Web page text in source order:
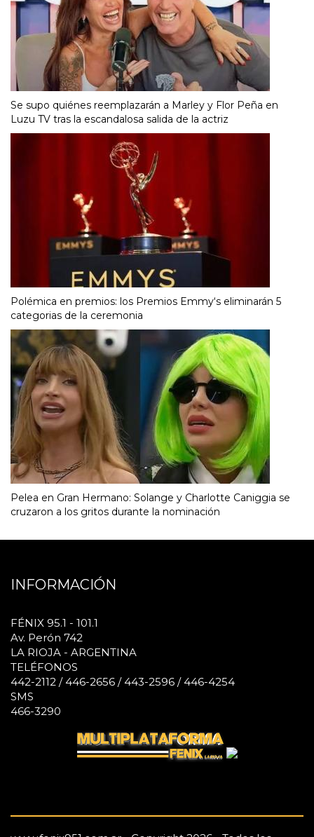
Se supo quiénes reemplazarán a Marley y Flor Peña en
Luzu TV tras la escandalosa salida de la actriz
Polémica en premios: los Premios Emmy‘s eliminarán 5
categorias de la ceremonia
Pelea en Gran Hermano: Solange y Charlotte Caniggia se
cruzaron a los gritos durante la nominación
INFORMACIÓN
FÉNIX 95.1 - 101.1
Av. Perón 742
LA RIOJA - ARGENTINA
TELÉFONOS
442-2112 / 446-2656 / 443-2596 / 446-4254
SMS
466-3290